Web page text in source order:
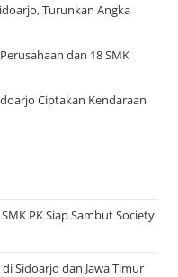
Turunkan Angka
dan 18 SMK
Ciptakan Kendaraan
PK Siap Sambut Society
Sidoarjo dan Jawa Timur